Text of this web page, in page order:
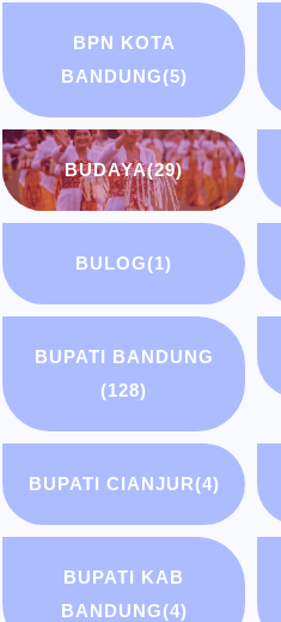
BPN KOTA
BANDUNG(5)
BUDAYA(29)
BULOG(1)
BUPATI BANDUNG
(128)
BUPATI CIANJUR(4)
BUPATI KAB
BANDUNG(4)